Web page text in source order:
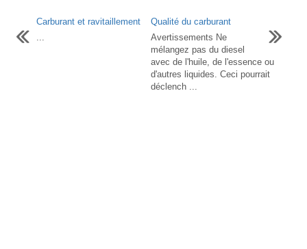
Carburant et ravitaillement
...
Qualité du carburant
Avertissements Ne
mélangez pas du diesel
avec de l'huile, de l'essence ou
d'autres liquides. Ceci pourrait
déclench ...